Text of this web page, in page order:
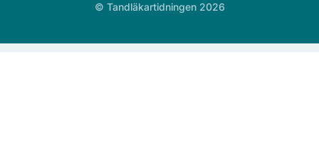
© Tandläkartidningen 2026